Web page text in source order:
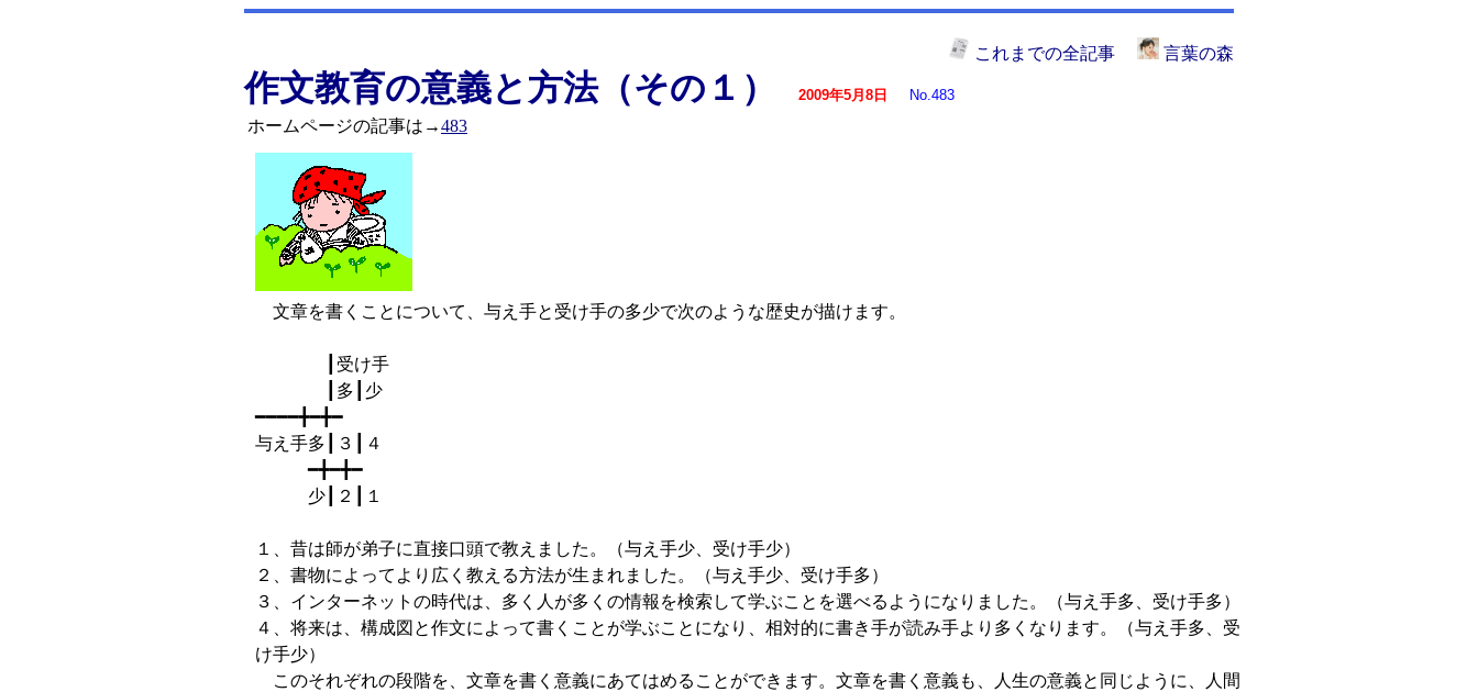
これまでの全記事 言葉の森
作文教育の意義と方法（その１） 2009年5月8日 No.483
ホームページの記事は→483
文章を書くことについて、与え手と受け手の多少で次のような歴史が描けます。
┃受け手
┃多┃少
━━━━╋━╋━
与え手多┃３┃４
━╋━╋━
少┃２┃１
１、昔は師が弟子に直接口頭で教えました。（与え手少、受け手少）
２、書物によってより広く教える方法が生まれました。（与え手少、受け手多）
３、インターネットの時代は、多く人が多くの情報を検索して学ぶことを選べるようになりました。（与え手多、受け手多）
４、将来は、構成図と作文によって書くことが学ぶことになり、相対的に書き手が読み手より多くなります。（与え手多、受
け手少）
このそれぞれの段階を、文章を書く意義にあてはめることができます。文章を書く意義も、人生の意義と同じように、人間